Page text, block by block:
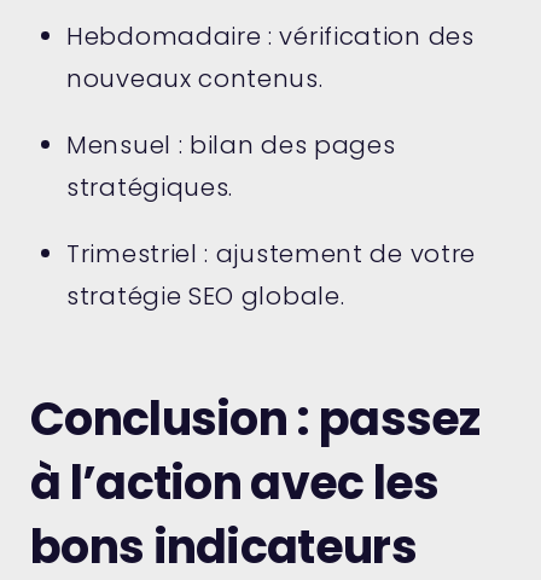
Hebdomadaire : vérification des
nouveaux contenus.
Mensuel : bilan des pages
stratégiques.
Trimestriel : ajustement de votre
stratégie SEO globale.
Conclusion : passez
à l’action avec les
bons indicateurs